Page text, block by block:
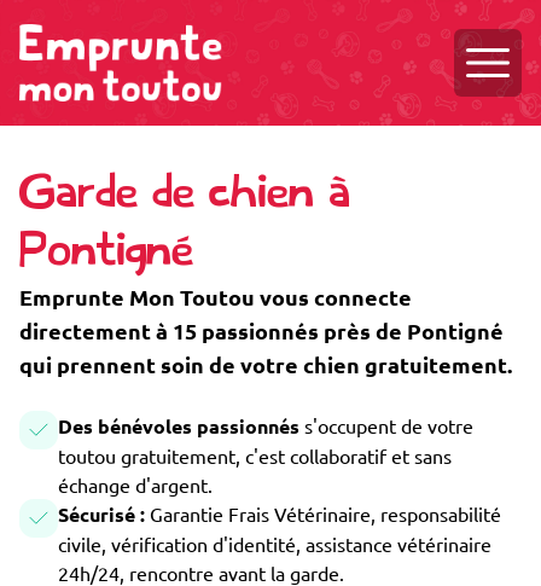
Garde de chien à
Pontigné
Emprunte Mon Toutou vous connecte
directement à 15 passionnés près de Pontigné
qui prennent soin de votre chien gratuitement.
Des bénévoles passionnés s'occupent de votre
toutou gratuitement, c'est collaboratif et sans
échange d'argent.
Sécurisé : Garantie Frais Vétérinaire, responsabilité
civile, vérification d'identité, assistance vétérinaire
24h/24, rencontre avant la garde.